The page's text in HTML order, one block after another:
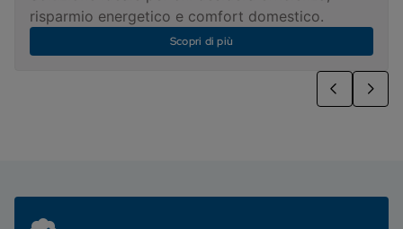
risparmio energetico e comfort domestico.
Scopri di più